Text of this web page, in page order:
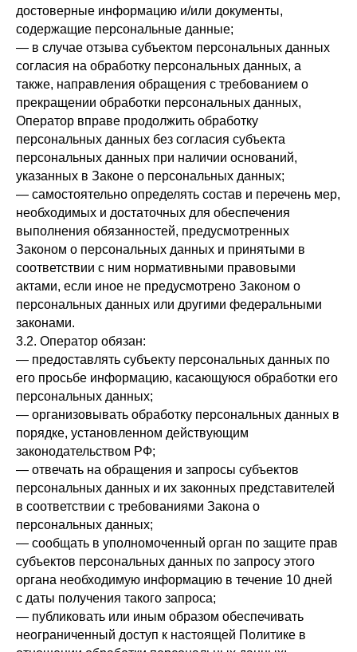
достоверные информацию и/или документы,
содержащие персональные данные;
— в случае отзыва субъектом персональных данных
согласия на обработку персональных данных, а
также, направления обращения с требованием о
прекращении обработки персональных данных,
Оператор вправе продолжить обработку
персональных данных без согласия субъекта
персональных данных при наличии оснований,
указанных в Законе о персональных данных;
— самостоятельно определять состав и перечень мер,
необходимых и достаточных для обеспечения
выполнения обязанностей, предусмотренных
Законом о персональных данных и принятыми в
соответствии с ним нормативными правовыми
актами, если иное не предусмотрено Законом о
персональных данных или другими федеральными
законами.
3.2. Оператор обязан:
— предоставлять субъекту персональных данных по
его просьбе информацию, касающуюся обработки его
персональных данных;
— организовывать обработку персональных данных в
порядке, установленном действующим
законодательством РФ;
— отвечать на обращения и запросы субъектов
персональных данных и их законных представителей
в соответствии с требованиями Закона о
персональных данных;
— сообщать в уполномоченный орган по защите прав
субъектов персональных данных по запросу этого
органа необходимую информацию в течение 10 дней
с даты получения такого запроса;
— публиковать или иным образом обеспечивать
неограниченный доступ к настоящей Политике в